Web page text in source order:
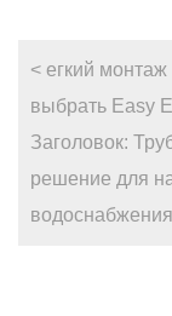
< егкий
выбрать Easy
Заголовок:
решение для